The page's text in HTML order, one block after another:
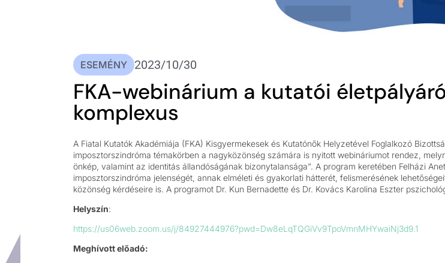
ESEMÉNY 2023/10/30
FKA-webinárium a kutatói
komplexus
A Fiatal Kutatók Akadémiája (FKA) Kisgyermekesek és Kutatónők Helyzetével Foglalkozó
imposztorszindróma témakörben a nagyközönség számára is nyitott webináriumot rendez,
önkép, valamint az identitás állandóságának bizonytalansága”. A program keretében Felházi
imposztorszindróma jelenségét, annak elméleti és gyakorlati hátterét, felismerésének
közönség kérdéseire is. A programot Dr. Kun Bernadette és Dr. Kovács Karolina Eszter
Helyszín:
https://us06web.zoom.us/j/84927444976?pwd=Dw8eLqTQGiVv9TpoVmnMHYwaiNj3d9.1
Meghívott előadó: